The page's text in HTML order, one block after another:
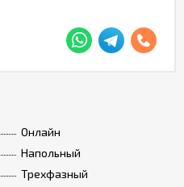
Онлайн
Напольный
Трехфазный